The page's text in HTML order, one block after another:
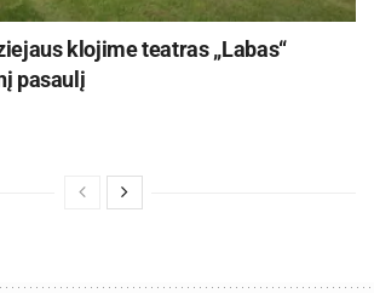
klojime teatras „Labas“
pasaulį